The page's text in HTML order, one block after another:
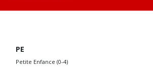
PE
Petite Enfance (0-4)